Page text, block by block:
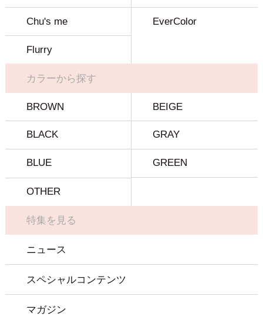
Chu's me EverColor
Flurry
カラーから探す
BROWN BEIGE
BLACK GRAY
BLUE GREEN
OTHER
特集を見る
ニュース
スペシャルコンテンツ
マガジン